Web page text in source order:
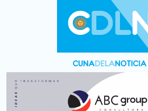
afecta a 400 mil deudores en Santa Fe
Desde que asumió Milei cerraron 41.000
denuncia crisis como en 2001
Vacaciones de invierno con más
turístico: 4,6 millones de personas viajaron